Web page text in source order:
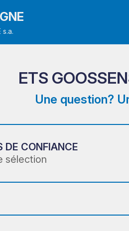
s.a.
ETS
Une question?
DE CONFIANCE
sélection